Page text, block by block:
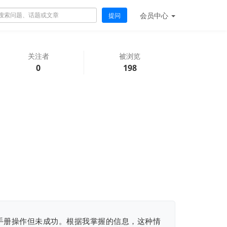
提问 会员中心
关注者
0
被浏览
198
操作但未成功。根据我掌握的信息，这种情